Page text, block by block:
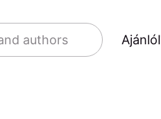
authors Ajánló